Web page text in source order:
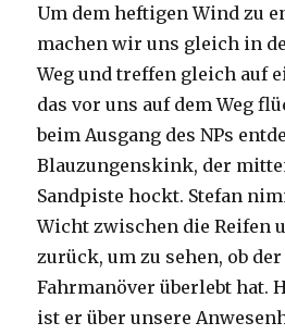
Um dem heftigen Wind zu
machen wir uns gleich in
Weg und treffen gleich auf
das vor uns auf dem Weg
beim Ausgang des NPs
Blauzungenskink, der
Sandpiste hockt. Stefan
Wicht zwischen die Reifen
zurück, um zu sehen, ob
Fahrmanöver überlebt hat.
ist er über unsere